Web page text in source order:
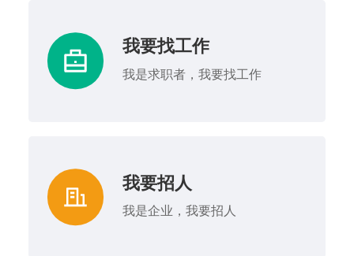
我要找工作
我是求职者，我要找工作
我要招人
我是企业，我要招人